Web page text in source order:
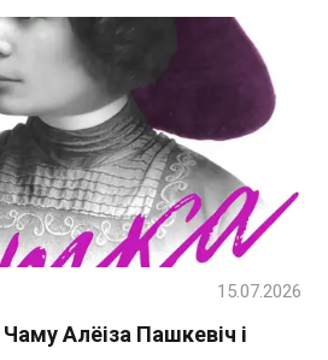
Алёіза Пашкевіч і
15.07.2026